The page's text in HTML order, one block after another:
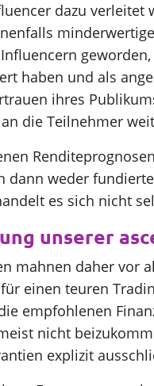
dazu
haben und als
ihres
die Teilnehmer
dann weder
es sich nicht
unserer
mahnen daher vor
einen teuren
empfohlenen
nicht
explizit